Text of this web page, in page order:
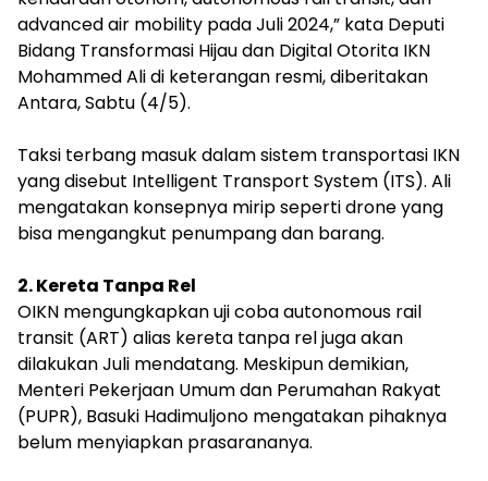
advanced air mobility pada Juli 2024,” kata Deputi
Bidang Transformasi Hijau dan Digital Otorita IKN
Mohammed Ali di keterangan resmi, diberitakan
Antara, Sabtu (4/5).
Taksi terbang masuk dalam sistem transportasi IKN
yang disebut Intelligent Transport System (ITS). Ali
mengatakan konsepnya mirip seperti drone yang
bisa mengangkut penumpang dan barang.
2. Kereta Tanpa Rel
OIKN mengungkapkan uji coba autonomous rail
transit (ART) alias kereta tanpa rel juga akan
dilakukan Juli mendatang. Meskipun demikian,
Menteri Pekerjaan Umum dan Perumahan Rakyat
(PUPR), Basuki Hadimuljono mengatakan pihaknya
belum menyiapkan prasarananya.